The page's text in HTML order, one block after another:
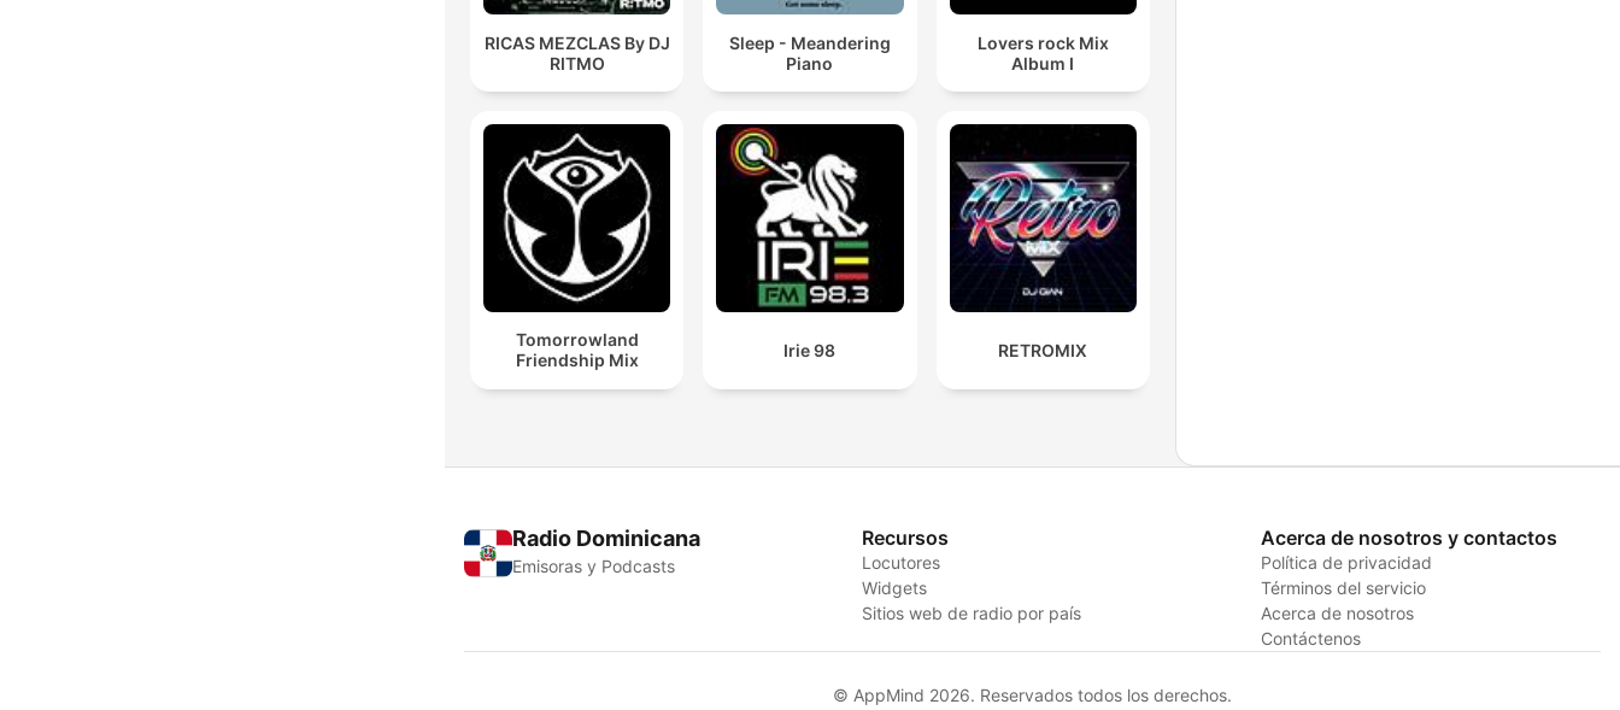
RICAS MEZCLAS By DJ
RITMO
Sleep - Meandering
Piano
Lovers rock Mix
Album I
Tomorrowland
Friendship Mix
Irie 98 RETROMIX
Radio Dominicana
Emisoras y Podcasts
Recursos
Locutores
Widgets
Sitios web de radio por país
Acerca de nosotros y contactos
Política de privacidad
Términos del servicio
Acerca de nosotros
Contáctenos
© AppMind 2026. Reservados todos los derechos.